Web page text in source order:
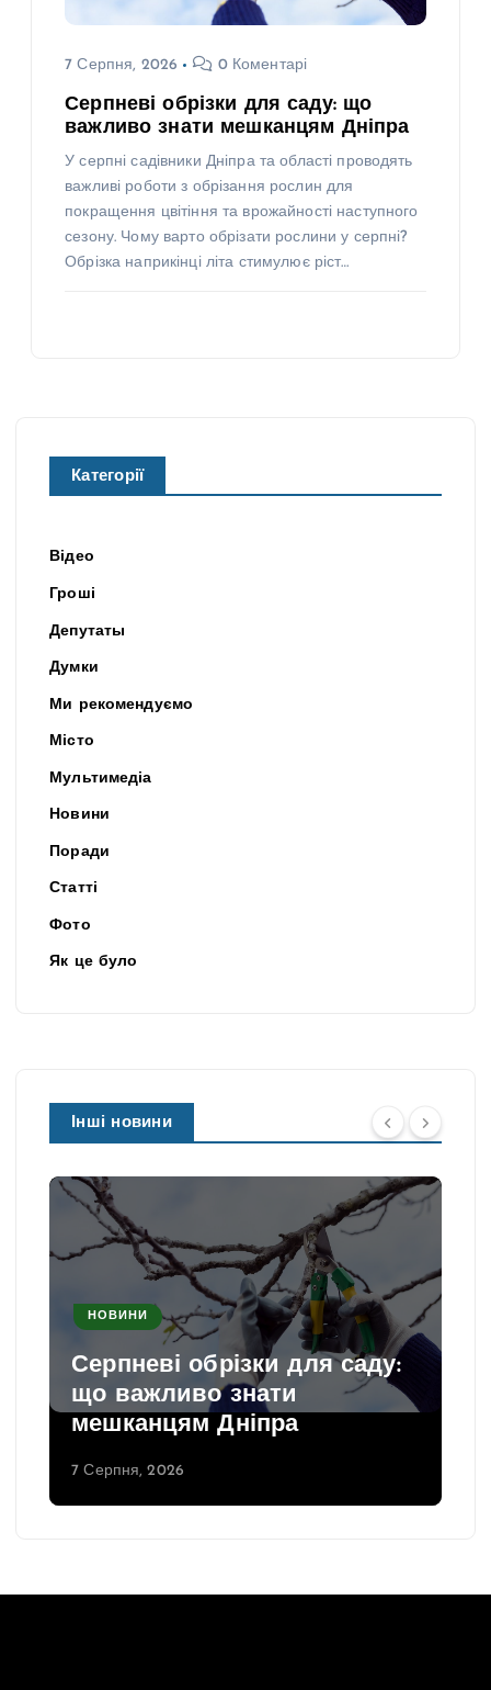
7 Серпня, 2026 0 Коментарі
Серпневі обрізки для саду: що
важливо знати мешканцям Дніпра
У серпні садівники Дніпра та області проводять
важливі роботи з обрізання рослин для
покращення цвітіння та врожайності наступного
сезону. Чому варто обрізати рослини у серпні?
Обрізка наприкінці літа стимулює ріст…
Категорії
Відео
Гроші
Депутаты
Думки
Ми рекомендуємо
Місто
Мультимедіа
Новини
Поради
Статті
Фото
Як це було
Інші новини
НОВИНИ
Серпневі обрізки для саду:
що важливо знати
мешканцям Дніпра
7 Серпня, 2026